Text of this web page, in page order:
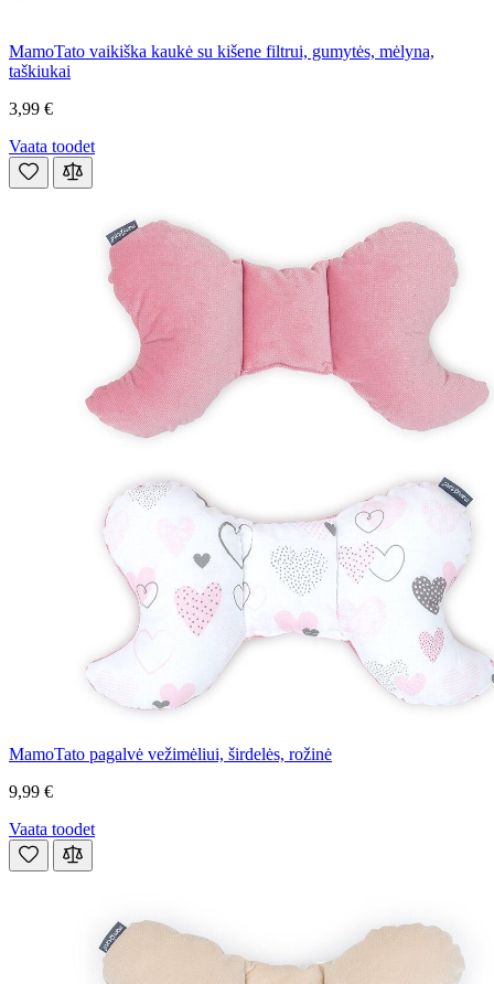
MamoTato vaikiška kaukė su kišene filtrui, gumytės, mėlyna,
taškiukai
3,99 €
Vaata toodet
MamoTato pagalvė vežimėliui, širdelės, rožinė
9,99 €
Vaata toodet